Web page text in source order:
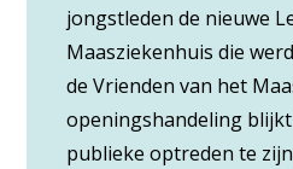
jongstleden de nieuwe
Maasziekenhuis die
de Vrienden van het
openingshandeling
publieke optreden te